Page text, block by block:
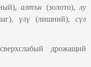
алтън (золото), лу
үлү(лишний),сүл
дрожащий